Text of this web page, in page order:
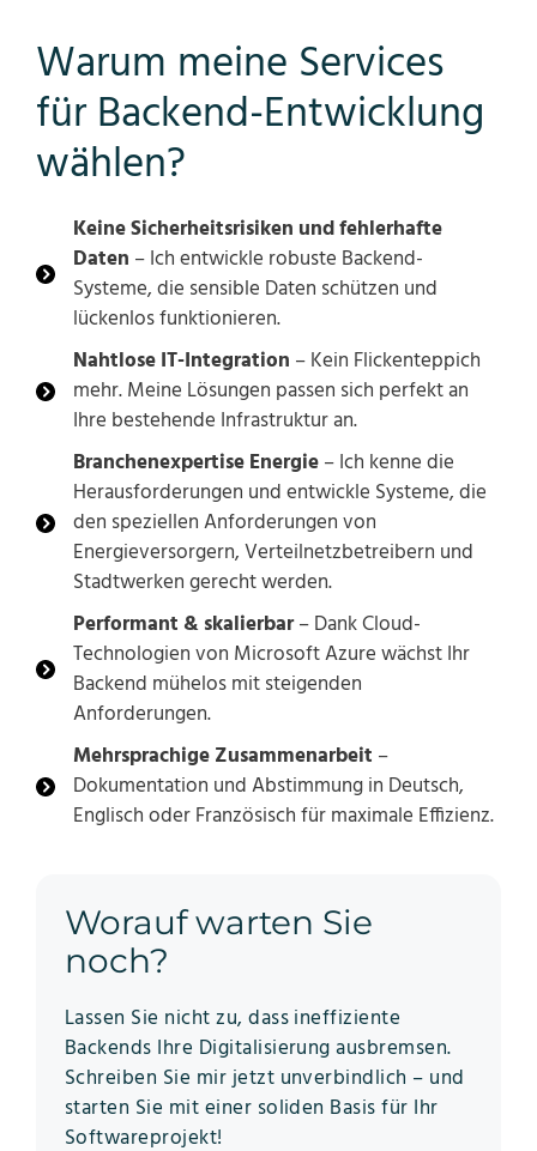
Warum meine Services
für Backend-Entwicklung
wählen?
Keine Sicherheitsrisiken und fehlerhafte
Daten – Ich entwickle robuste Backend-
Systeme, die sensible Daten schützen und
lückenlos funktionieren.
Nahtlose IT-Integration – Kein Flickenteppich
mehr. Meine Lösungen passen sich perfekt an
Ihre bestehende Infrastruktur an.
Branchenexpertise Energie– Ich kenne die
Herausforderungen und entwickle Systeme, die
den speziellen Anforderungen von
Energieversorgern, Verteilnetzbetreibern und
Stadtwerken gerecht werden.
Performant & skalierbar– Dank Cloud-
Technologien von Microsoft Azure wächst Ihr
Backend mühelos mit steigenden
Anforderungen.
Mehrsprachige Zusammenarbeit –
Dokumentation und Abstimmung in Deutsch,
Englisch oder Französisch für maximale Effizienz.
Worauf warten Sie
noch?
Lassen Sie nicht zu, dass ineffiziente
Backends Ihre Digitalisierung ausbremsen.
Schreiben Sie mir jetzt unverbindlich – und
starten Sie mit einer soliden Basis für Ihr
Softwareprojekt!